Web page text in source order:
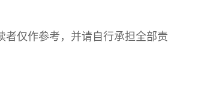
仅作参考，并请自行承担全部责